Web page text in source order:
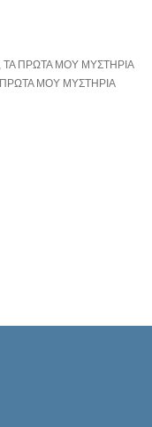
ΠΡΩΤΑ ΜΟΥ ΜΥΣΤΗΡΙΑ